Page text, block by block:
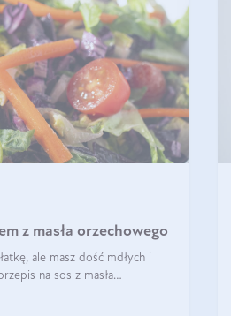
z masła orzechowego
ale masz dość mdłych i
na sos z masła